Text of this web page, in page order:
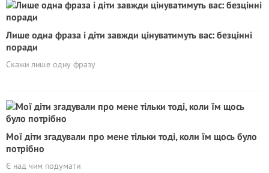
Лише одна фраза і діти завжди цінуватимуть вас: безцінні
поради
Скажи лише одну фразу
Мої діти згадували про мене тільки тоді, коли їм щось було
потрібно
Є над чим подумати